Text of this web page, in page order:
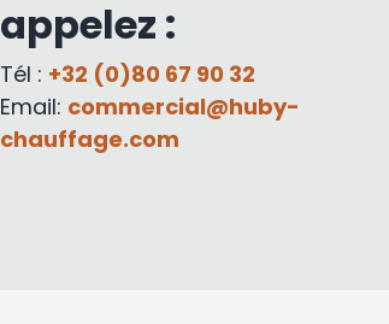
appelez :
Tél : +32 (0)80 67 90 32
Email: commercial@huby-
chauffage.com